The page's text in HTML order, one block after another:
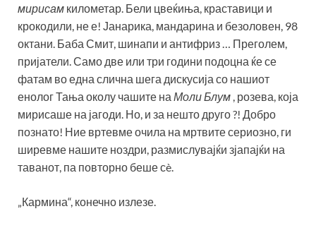
мирисам километар. Бели цвеќиња, краставици и
крокодили, не е! Јанарика, мандарина и безоловен, 98
октани. Баба Смит, шинапи и антифриз … Преголем,
пријатели. Само две или три години подоцна ќе се
фатам во една слична шега дискусија со нашиот
енолог Тања околу чашите на Моли Блум , розева, која
мирисаше на јагоди. Но, и за нешто друго ?! Добро
познато! Ние вртевме очила на мртвите сериозно, ги
ширевме нашите ноздри, размислувајќи зјапајќи на
таванот, па повторно беше сè.
„Кармина“, конечно излезе.